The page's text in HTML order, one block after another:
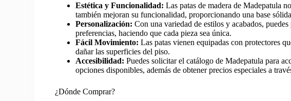
Estética y Funcionalidad: Las patas de madera de Madepatula
también mejoran su funcionalidad, proporcionando una base
Personalización: Con una variedad de estilos y acabados,
preferencias, haciendo que cada pieza sea única.
Fácil Movimiento: Las patas vienen equipadas con protectores
dañar las superficies del piso.
Accesibilidad: Puedes solicitar el catálogo de Madepatula para
opciones disponibles, además de obtener precios especiales a
¿Dónde Comprar?